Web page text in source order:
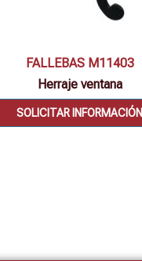
FALLEBAS M11403
Herraje ventana
SOLICITAR INFORMACIÓN